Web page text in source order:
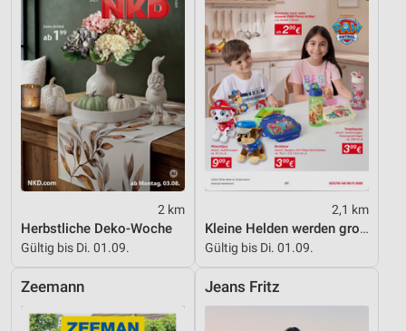
2 km
Herbstliche Deko-Woche
Gültig bis Di. 01.09.
2,1 km
Kleine Helden werden gross
Gültig bis Di. 01.09.
Zeemann Jeans Fritz